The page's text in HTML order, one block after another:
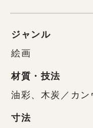
ジャンル
絵画
材質・技法
油彩、木炭／カン
寸法